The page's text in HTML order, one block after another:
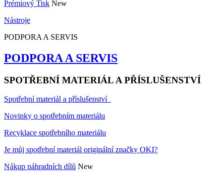
Prémiový Tisk New
Nástroje
PODPORA A SERVIS
PODPORA A SERVIS
SPOTŘEBNÍ MATERIÁL A PŘÍSLUŠENSTVÍ
Spotřební materiál a příslušenství
Novinky o spotřebním materiálu
Recyklace spotřebního materiálu
Je můj spotřební materiál originální značky OKI?
Nákup náhradních dílů New